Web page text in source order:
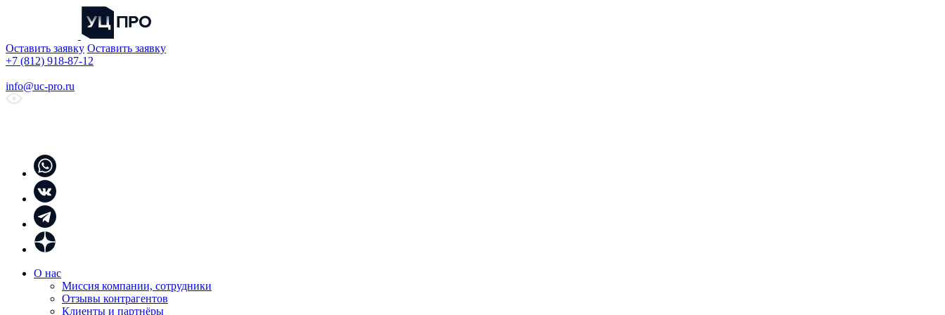
Оставить заявку Оставить заявку
+7 (812) 918-87-12
info@uc-pro.ru
О нас
Миссия компании, сотрудники
Отзывы контрагентов
Клиенты и партнёры